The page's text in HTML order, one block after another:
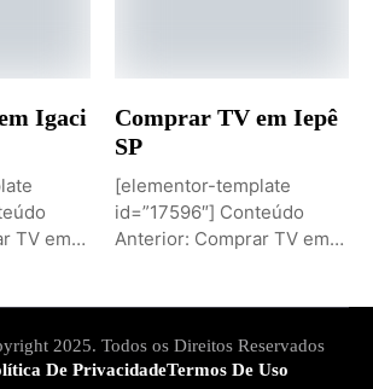
Igaci
TV em
Comprar TV em Iepê
SP
[elementor-template
id=”17596″] Conteúdo
Anterior: Comprar TV em
2025. Todos os Direitos Reservados
De PrivacidadeTermos De Uso